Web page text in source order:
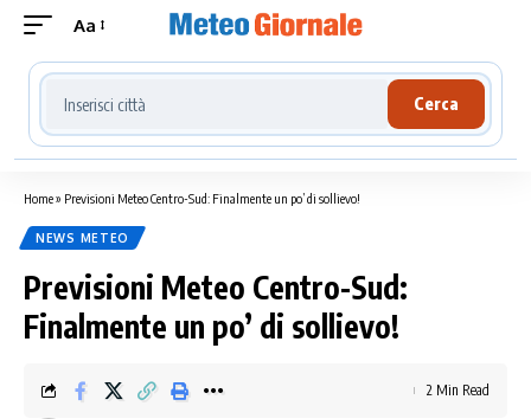
Aa
Cerca località meteo
Cerca
Home» Previsioni Meteo Centro-Sud: Finalmente un po’ di sollievo!
NEWS METEO
Previsioni Meteo Centro-Sud:
Finalmente un po’ di sollievo!
2 Min Read